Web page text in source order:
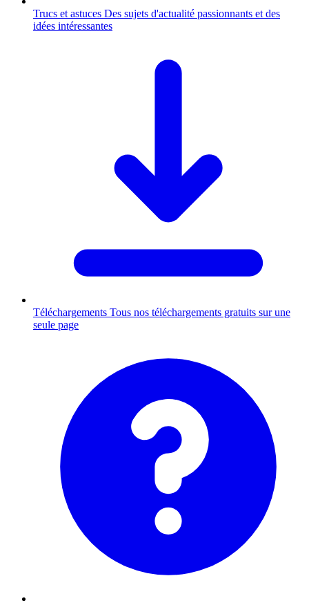
Trucs et astuces Des sujets d'actualité passionnants et des
idées intéressantes
Téléchargements Tous nos téléchargements gratuits sur une
seule page